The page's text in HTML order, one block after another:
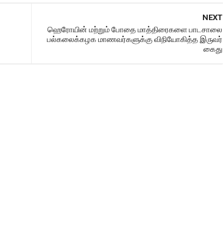
NEXT
ஹெரோயின் மற்றும் போதை மாத்திரைகளை பாடசாலை
பல்கலைக்கழக மாணவர்களுக்கு விநியோகித்த இருவர்
கைது